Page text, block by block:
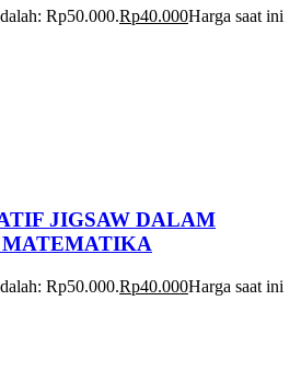
Rp50.000.Rp40.000Harga saat ini
JIGSAW DALAM
Rp50.000.Rp40.000Harga saat ini